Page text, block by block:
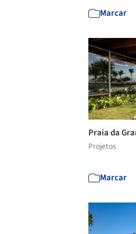
Marcar
Praia da
Projetos
Marcar